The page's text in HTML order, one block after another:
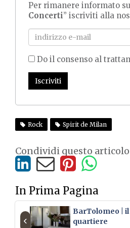
Per rimanere informato
Concerti” iscriviti alla
Do il consenso al
Iscriviti
Rock Spirit de Milan
Condividi questo
In Prima Pagina
BarTolomeo |
quartiere
‹